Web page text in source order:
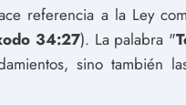
referencia a la Ley
34:27). La palabra "
sino también